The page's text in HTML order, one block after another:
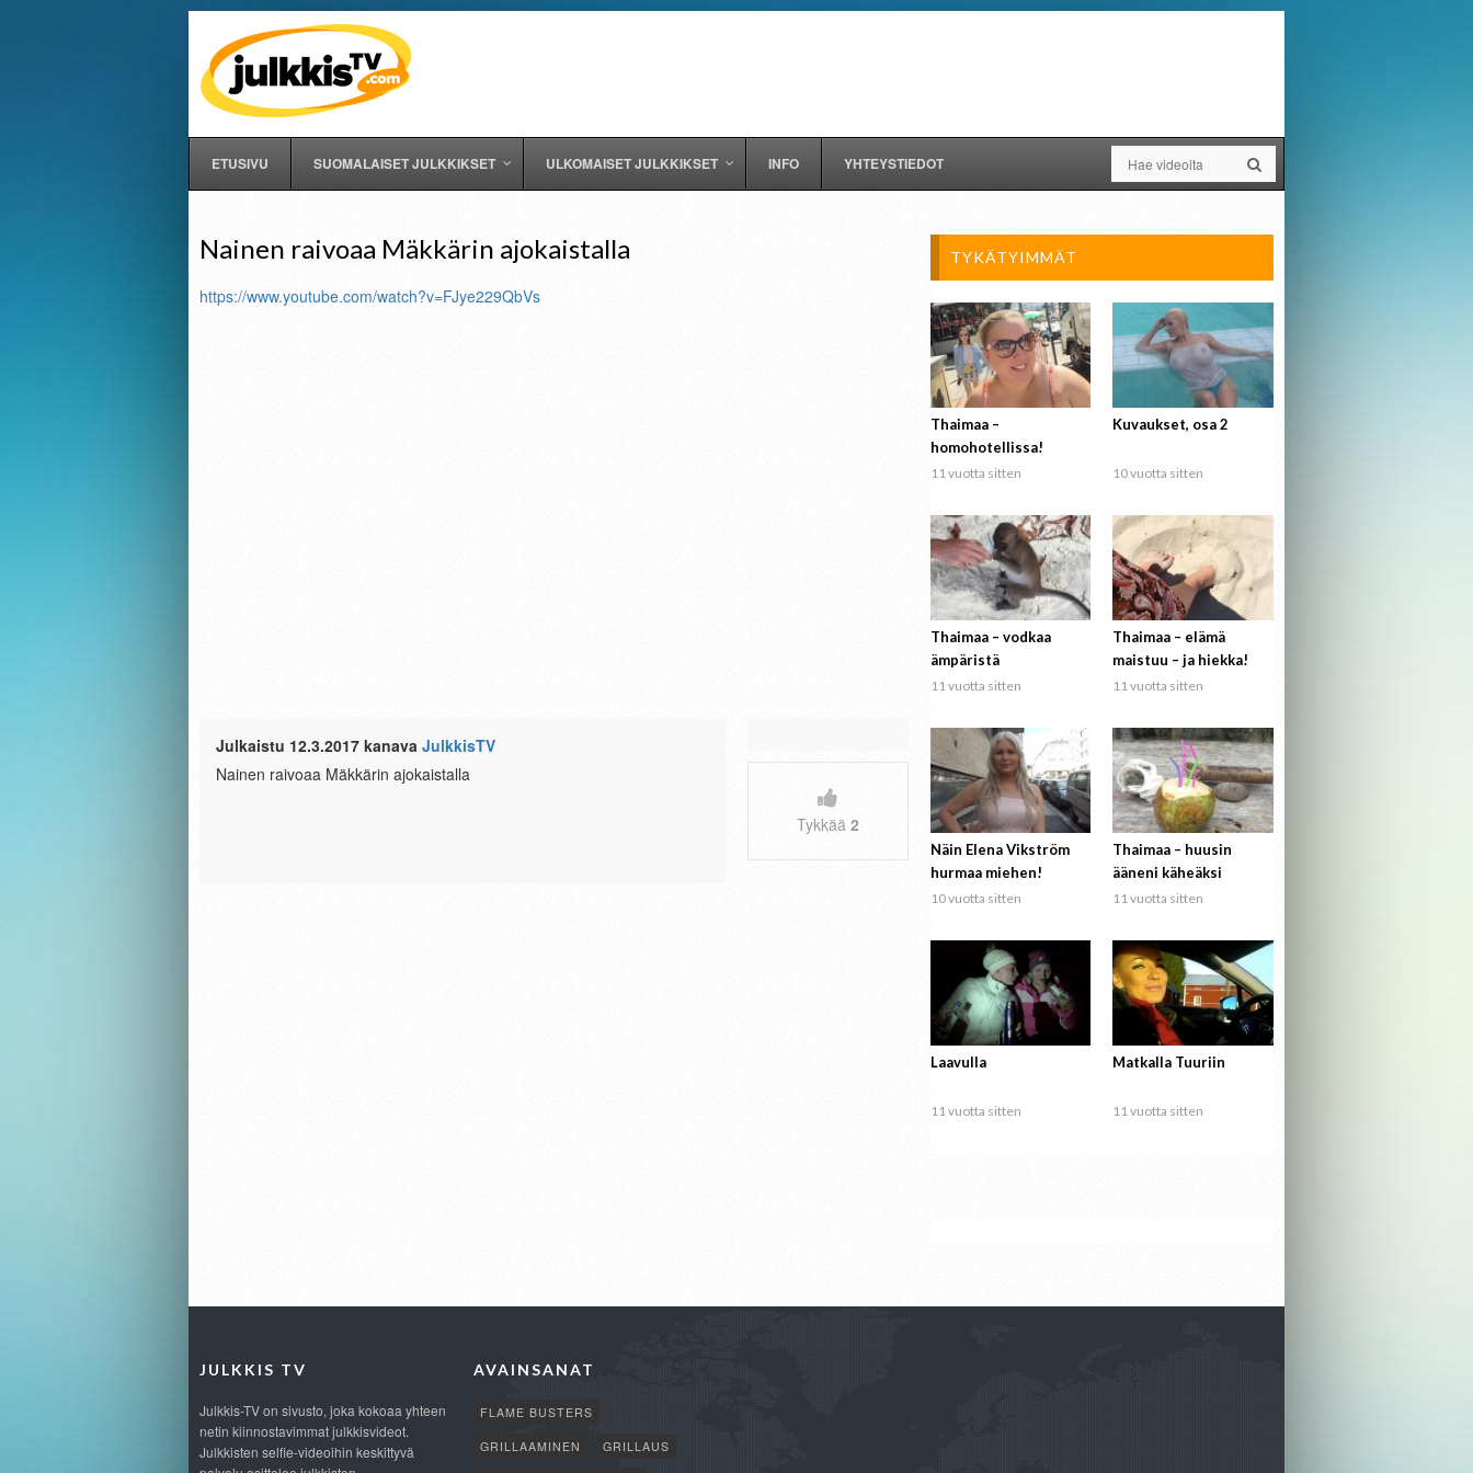
ETUSIVU SUOMALAISET JULKKIKSET ULKOMAISET JULKKIKSET INFO YHTEYSTIEDOT
Nainen raivoaa Mäkkärin ajokaistalla
https://www.youtube.com/watch?v=FJye229QbVs
Julkaistu 12.3.2017 kanava JulkkisTV
Nainen raivoaa Mäkkärin ajokaistalla
Tykkää 2
TYKÄTYIMMÄT
Thaimaa –
homohotellissa!
11 vuotta sitten
Kuvaukset, osa 2
10 vuotta sitten
Thaimaa – vodkaa
ämpäristä
11 vuotta sitten
Thaimaa – elämä
maistuu – ja hiekka!
11 vuotta sitten
Näin Elena Vikström
hurmaa miehen!
10 vuotta sitten
Thaimaa – huusin
ääneni käheäksi
11 vuotta sitten
Laavulla
11 vuotta sitten
Matkalla Tuuriin
11 vuotta sitten
JULKKIS TV
Julkkis-TV on sivusto, joka kokoaa yhteen
netin kiinnostavimmat julkkisvideot.
Julkkisten selfie-videoihin keskittyvä
AVAINSANAT
FLAME BUSTERS
GRILLAAMINEN GRILLAUS